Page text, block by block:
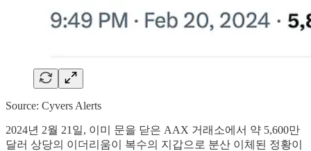
Source: Cyvers Alerts
2024년 2월 21일, 이미 문을 닫은 AAX 거래소에서 약 5,600만
달러 상당의 이더리움이 복수의 지갑으로 분산 이체된 정황이